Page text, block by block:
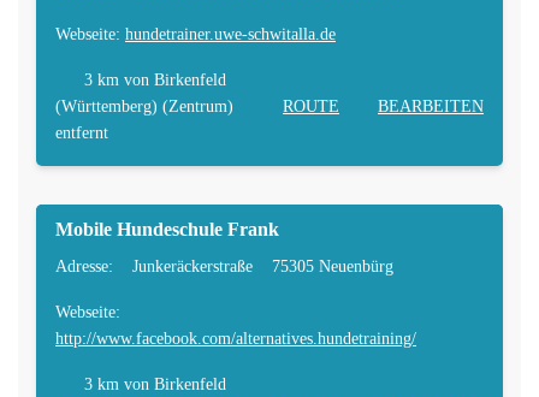
Webseite: hundetrainer.uwe-schwitalla.de
3 km von Birkenfeld
(Württemberg) (Zentrum)
entfernt
ROUTE BEARBEITEN
Mobile Hundeschule Frank
Adresse: Junkeräckerstraße 75305 Neuenbürg
Webseite:
http://www.facebook.com/alternatives.hundetraining/
3 km von Birkenfeld